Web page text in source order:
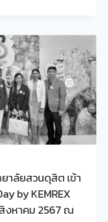
าลัยสวนดุสิต เข้า
by KEMREX
งหาคม 2567 ณ